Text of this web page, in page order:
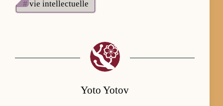
#vie intellectuelle
Yoto Yotov